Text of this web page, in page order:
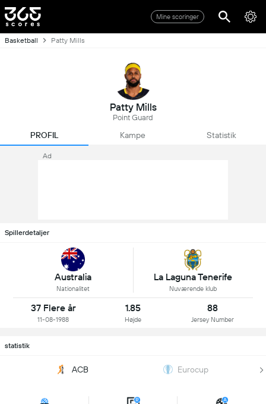
Mine scoringer
Basketball Patty Mills
Patty Mills
Point Guard
PROFIL Kampe Statistik
Ad
Spillerdetaljer
Australia
Nationalitet
La Laguna Tenerife
Nuværende klub
37 Flere år
11-08-1988
1.85
Højde
88
Jersey Number
statistik
ACB Eurocup